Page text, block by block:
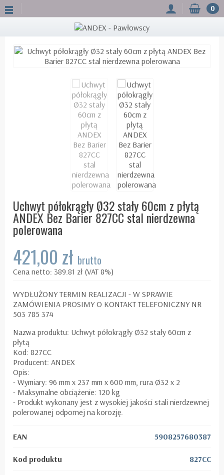
0
Uchwyt półokrągły Ø32 stały 60cm z płytą
ANDEX Bez Barier 827CC stal nierdzewna
polerowana
421,00 zł brutto
Cena netto: 389.81 zł (VAT 8%)
WYDŁUŻONY TERMIN REALIZACJI - W SPRAWIE
ZAMÓWIENIA PROSIMY O KONTAKT TELEFONICZNY NR
503 785 374
Nazwa produktu: Uchwyt półokrągły Ø32 stały 60cm z
płytą
Kod: 827CC
Producent: ANDEX
Opis:
- Wymiary: 96 mm x 237 mm x 600 mm, rura Ø32 x 2
- Maksymalne obciążenie: 120 kg
- Produkt wykonany jest z wysokiej jakości stali nierdzewnej
polerowanej odpornej na korozję.
EAN 5908257680387
Kod produktu 827CC